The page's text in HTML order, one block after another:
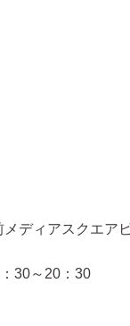
ディアスクエア
30～20：30